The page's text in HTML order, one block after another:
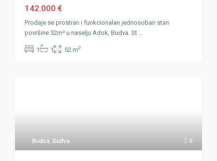
142.000 €
Prodaje se prostran i funkcionalan jednosoban stan
površine 52m² u naselju Adok, Budva. St ...
1 1 52 m2
9
Budva, Budva